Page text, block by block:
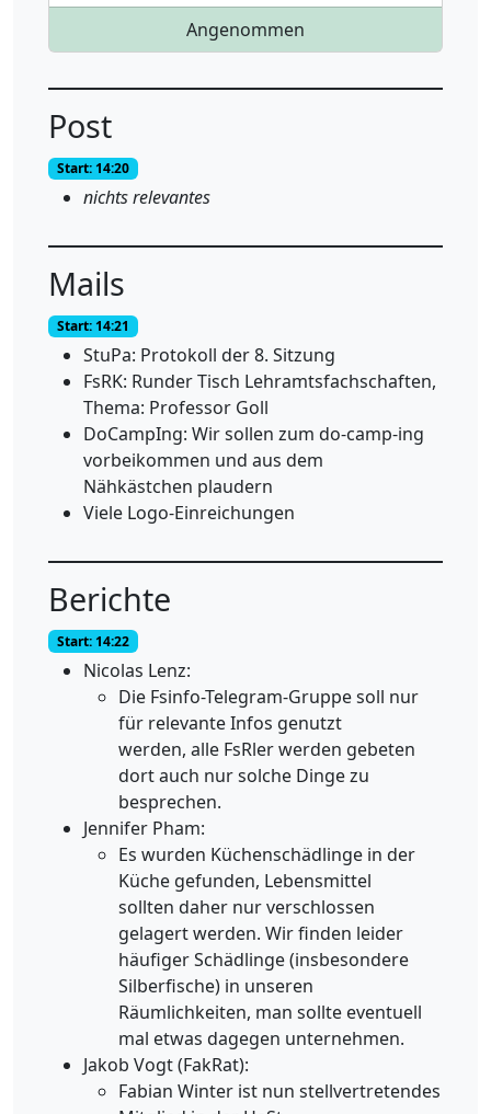
Angenommen
Post
Start: 14:20
nichts relevantes
Mails
Start: 14:21
StuPa: Protokoll der 8. Sitzung
FsRK: Runder Tisch Lehramtsfachschaften,
Thema: Professor Goll
DoCampIng: Wir sollen zum do-camp-ing
vorbeikommen und aus dem
Nähkästchen plaudern
Viele Logo-Einreichungen
Berichte
Start: 14:22
Nicolas Lenz:
Die Fsinfo-Telegram-Gruppe soll nur
für relevante Infos genutzt
werden, alle FsRler werden gebeten
dort auch nur solche Dinge zu
besprechen.
Jennifer Pham:
Es wurden Küchenschädlinge in der
Küche gefunden, Lebensmittel
sollten daher nur verschlossen
gelagert werden. Wir finden leider
häufiger Schädlinge (insbesondere
Silberfische) in unseren
Räumlichkeiten, man sollte eventuell
mal etwas dagegen unternehmen.
Jakob Vogt (FakRat):
Fabian Winter ist nun stellvertretendes